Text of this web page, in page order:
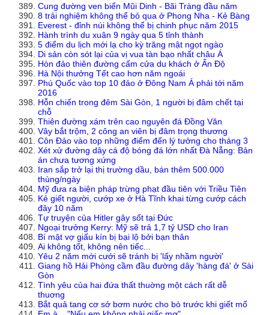
Cung đường ven biển Mũi Dinh - Bãi Tràng đầu năm
8 trải nghiệm không thể bỏ qua ở Phong Nha - Kẻ Bàng
Everest - đỉnh núi không thể bị chinh phục năm 2015
Hành trình du xuân 9 ngày qua 5 tỉnh thành
5 điểm du lịch mới lạ cho kỳ trăng mật ngọt ngào
Di sản còn sót lại của vị vua tàn bạo nhất châu Á
Hòn đảo thiên đường cấm cửa du khách ở Ấn Độ
Hà Nội thưởng Tết cao hơn năm ngoái
Phú Quốc vào top 10 đảo ở Đông Nam Á phải tới năm
2016
Hỗn chiến trong đêm Sài Gòn, 1 người bị đâm chết tại
chỗ
Thiên đường xám trên cao nguyên đá Đồng Văn
Vây bắt trộm, 2 công an viên bị đâm trọng thương
Côn Đảo vào top những điểm đến lý tưởng cho tháng 3
Xét xử đường dây cá độ bóng đá lớn nhất Đà Nẵng: Bản
án chưa tương xứng
Iran sắp trở lại thị trường dầu, bán thêm 500.000
thùng/ngày
Mỹ đưa ra biện pháp trừng phạt đầu tiên với Triều Tiên
Kẻ giết người, cướp xe ở Hà Tĩnh khai từng cướp cách
đây 10 năm
Tự truyện của Hitler gây sốt tại Đức
Ngoại trưởng Kerry: Mỹ sẽ trả 1,7 tỷ USD cho Iran
Bí mật vợ giấu kín bị bại lộ bởi bạn thân
Ai không tốt, không nên tiếc...
Yêu 2 năm mới cưới sẽ tránh bị 'lấy nhầm người'
Giang hồ Hải Phòng cầm đầu đường dây 'hàng đá' ở Sài
Gòn
Tình yêu của hai đứa thất thuờng một cách rất dễ
thuơng
Bắt quả tang cơ sở bơm nước cho bò trước khi giết mổ